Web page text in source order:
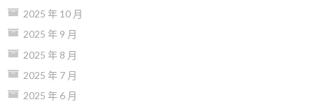
2025 年 10 月
2025 年 9 月
2025 年 8 月
2025 年 7 月
2025 年 6 月